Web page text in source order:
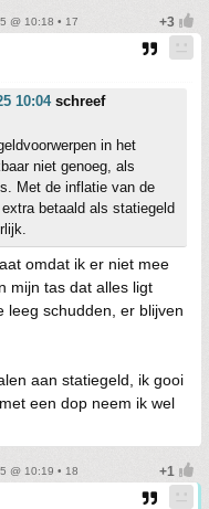
@ 10:18 • 17
10:04schreef
in het
niet genoeg, als
Met de inflatie van de
betaald als statiegeld
omdat ik er niet mee
mijn tas dat alles ligt
leeg schudden, er blijven
aan statiegeld, ik gooi
een dop neem ik wel
@ 10:19 • 18